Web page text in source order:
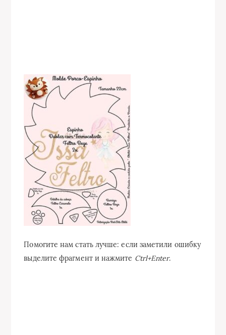
Помогите нам стать лучше: если заметили ошибку
выделите фрагмент и нажмите Ctrl+Enter.